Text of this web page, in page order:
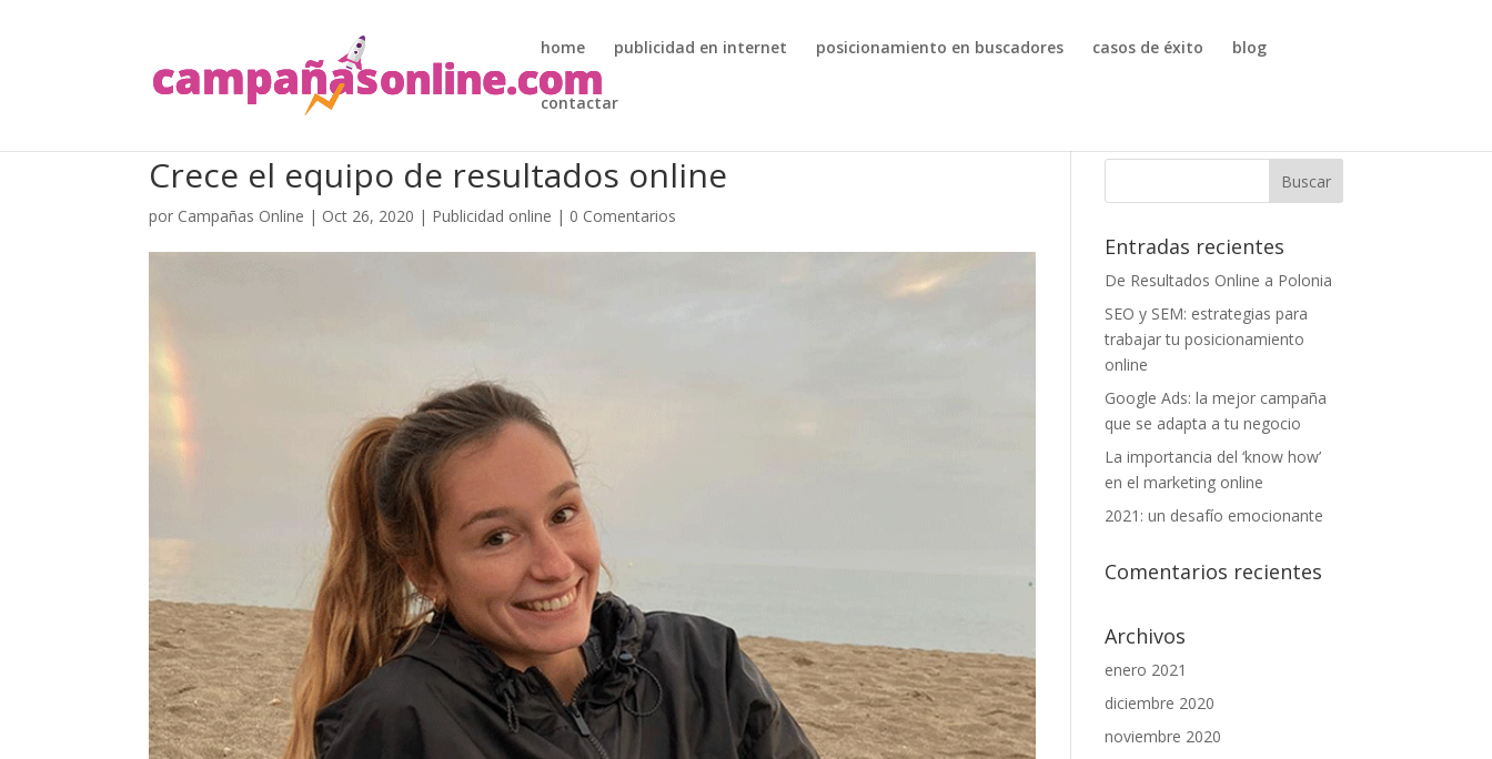
home publicidad en internet posicionamiento en buscadores casos de éxito blog
contactar
Crece el equipo de resultados online
por Campañas Online | Oct 26, 2020 | Publicidad online | 0 Comentarios
Entradas recientes
De Resultados Online a Polonia
SEO y SEM: estrategias para
trabajar tu posicionamiento
online
Google Ads: la mejor campaña
que se adapta a tu negocio
La importancia del ‘know how’
en el marketing online
2021: un desafío emocionante
Comentarios recientes
Archivos
enero 2021
diciembre 2020
noviembre 2020